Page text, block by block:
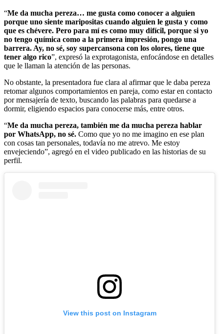
“Me da mucha pereza… me gusta como conocer a alguien
porque uno siente maripositas cuando alguien le gusta y como
que es chévere. Pero para mí es como muy difícil, porque si yo
no tengo química como a la primera impresión, pongo una
barrera. Ay, no sé, soy supercansona con los olores, tiene que
tener algo rico”, expresó la exprotagonista, enfocándose en detalles
que le llaman la atención de las personas.
No obstante, la presentadora fue clara al afirmar que le daba pereza
retomar algunos comportamientos en pareja, como estar en contacto
por mensajería de texto, buscando las palabras para quedarse a
dormir, eligiendo espacios para conocerse más, entre otros.
“Me da mucha pereza, también me da mucha pereza hablar
por WhatsApp, no sé. Como que yo no me imagino en ese plan
con cosas tan personales, todavía no me atrevo. Me estoy
envejeciendo”, agregó en el video publicado en las historias de su
perfil.
View this post on Instagram